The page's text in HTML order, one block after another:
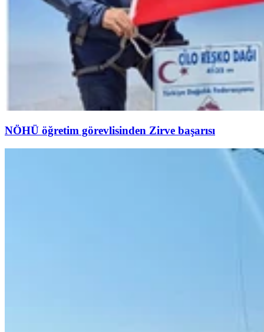
NÖHÜ öğretim görevlisinden Zirve başarısı